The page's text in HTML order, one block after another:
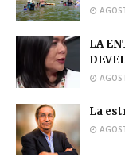
LA
La